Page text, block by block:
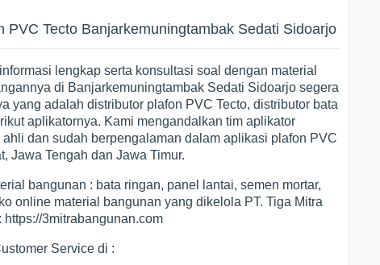
PVC Tecto Banjarkemuningtambak Sedati Sidoarjo
lengkap serta konsultasi soal dengan material
di Banjarkemuningtambak Sedati Sidoarjo segera
yang adalah distributor plafon PVC Tecto, distributor bata
aplikatornya. Kami mengandalkan tim aplikator
dan sudah berpengalaman dalam aplikasi plafon PVC
Jawa Tengah dan Jawa Timur.
bangunan : bata ringan, panel lantai, semen mortar,
online material bangunan yang dikelola PT. Tiga Mitra
3mitrabangunan.com
Service di :